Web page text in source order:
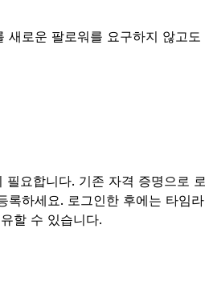
새로운 팔로워를 요구하지 않고도
필요합니다. 기존 자격 증명으로
하세요. 로그인한 후에는 타임
할 수 있습니다.